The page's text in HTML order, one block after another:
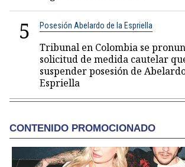
5 Posesión Abelardo de la Espriella
Tribunal en Colombia se
solicitud de medida cautelar
suspender posesión de
Espriella